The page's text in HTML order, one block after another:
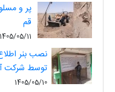
قم
1405/05/11
نصب بنر
توسط شرکت
1405/05/10